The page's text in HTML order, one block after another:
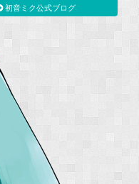
初音ミク公式ブログ